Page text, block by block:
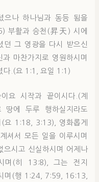
으나 하나님과 동등 됨을
부활과 승천(昇天) 시에
던 그 영광을 다시 받으신
마찬가지로 영원하시며
다.(요 1:1, 요일 1:1)
요 시작과 끝이시다.(계
에 두루 행하실지라도
요 1:18, 3:13), 영화롭게
셔서 모든 일을 이루시며
시고 신실하시며 어제나
며(히 13:8), 그는 전지
며(행 1:24, 7:59, 16:13,